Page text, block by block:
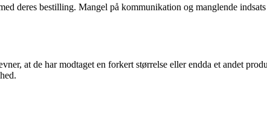
deres bestilling. Mangel på kommunikation og manglende
at de har modtaget en forkert størrelse eller endda et andet